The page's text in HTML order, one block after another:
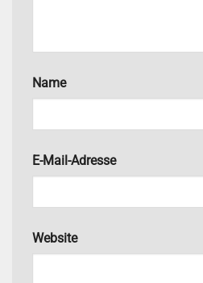
Name
E-Mail-Adresse
Website